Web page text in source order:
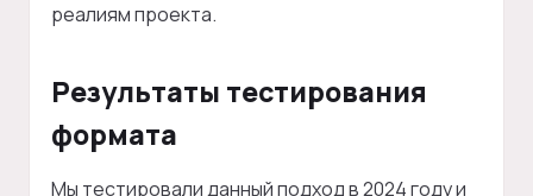
реалиям проекта.
Результаты тестирования
формата
Мы тестировали данный подход в 2024 году и